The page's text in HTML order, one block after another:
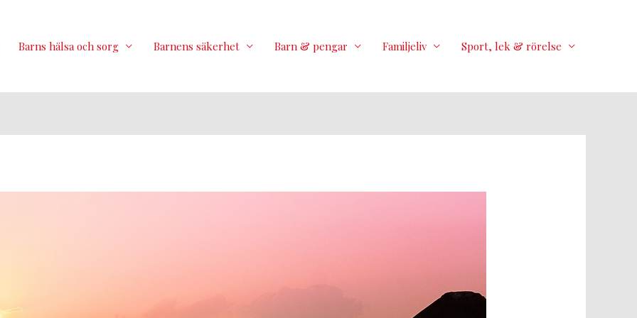
Barns hälsa och sorg Barnens säkerhet Barn & pengar Familjeliv Sport, lek & rörelse